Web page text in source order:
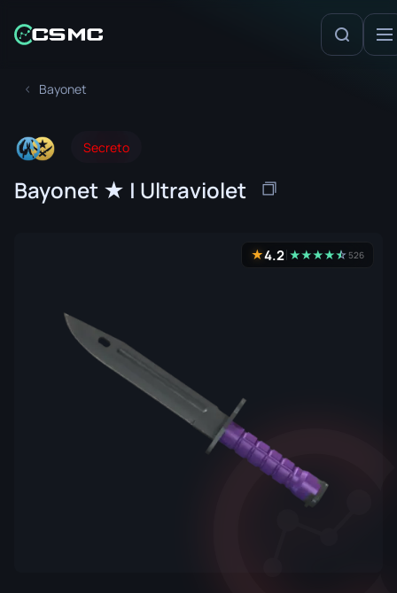
Bayonet
Secreto
Bayonet ★ | Ultraviolet
★4.2 ★★★★★
☆526